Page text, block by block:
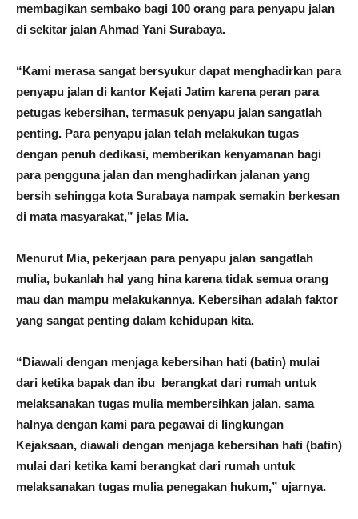
membagikan sembako bagi 100 orang para penyapu jalan
di sekitar jalan Ahmad Yani Surabaya.
“Kami merasa sangat bersyukur dapat menghadirkan para
penyapu jalan di kantor Kejati Jatim karena peran para
petugas kebersihan, termasuk penyapu jalan sangatlah
penting. Para penyapu jalan telah melakukan tugas
dengan penuh dedikasi, memberikan kenyamanan bagi
para pengguna jalan dan menghadirkan jalanan yang
bersih sehingga kota Surabaya nampak semakin berkesan
di mata masyarakat,” jelas Mia.
Menurut Mia, pekerjaan para penyapu jalan sangatlah
mulia, bukanlah hal yang hina karena tidak semua orang
mau dan mampu melakukannya. Kebersihan adalah faktor
yang sangat penting dalam kehidupan kita.
“Diawali dengan menjaga kebersihan hati (batin) mulai
dari ketika bapak dan ibu berangkat dari rumah untuk
melaksanakan tugas mulia membersihkan jalan, sama
halnya dengan kami para pegawai di lingkungan
Kejaksaan, diawali dengan menjaga kebersihan hati (batin)
mulai dari ketika kami berangkat dari rumah untuk
melaksanakan tugas mulia penegakan hukum,” ujarnya.